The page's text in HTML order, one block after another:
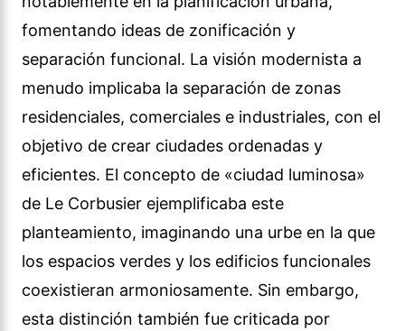
fomentando ideas de zonificación y
separación funcional. La visión modernista a
menudo implicaba la separación de zonas
residenciales, comerciales e industriales, con el
objetivo de crear ciudades ordenadas y
eficientes. El concepto de «ciudad luminosa»
de Le Corbusier ejemplificaba este
planteamiento, imaginando una urbe en la que
los espacios verdes y los edificios funcionales
coexistieran armoniosamente. Sin embargo,
esta distinción también fue criticada por